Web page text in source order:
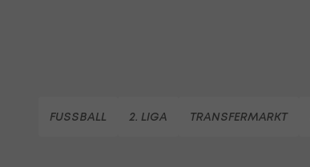
FUSSBALL 2. LIGA TRANSFERMARKT